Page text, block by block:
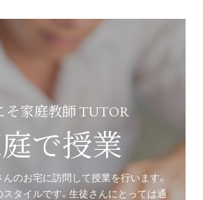
そ家庭教師 TUTOR
で授業
のお宅に訪問して授業を行います。
タイルです。生徒さんにとっては通